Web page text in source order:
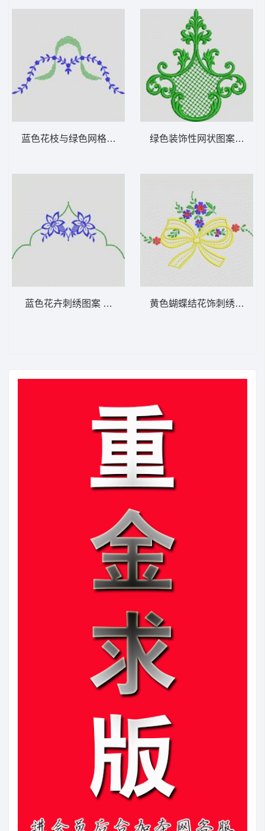
蓝色花枝与绿色网格装饰图案 植物花型
蓝色花卉刺绣图案 植物花型
绿色装饰性网状图案 植物
黄色蝴蝶结花饰刺绣图案